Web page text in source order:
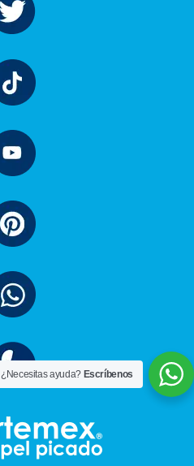
¿Necesitas ayuda?Escríbenos